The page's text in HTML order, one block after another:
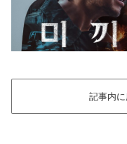
記事内に